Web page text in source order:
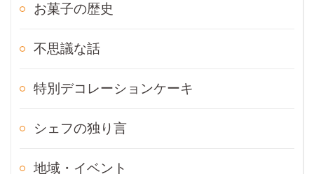
お菓子の歴史
不思議な話
特別デコレーションケーキ
シェフの独り言
地域・イベント